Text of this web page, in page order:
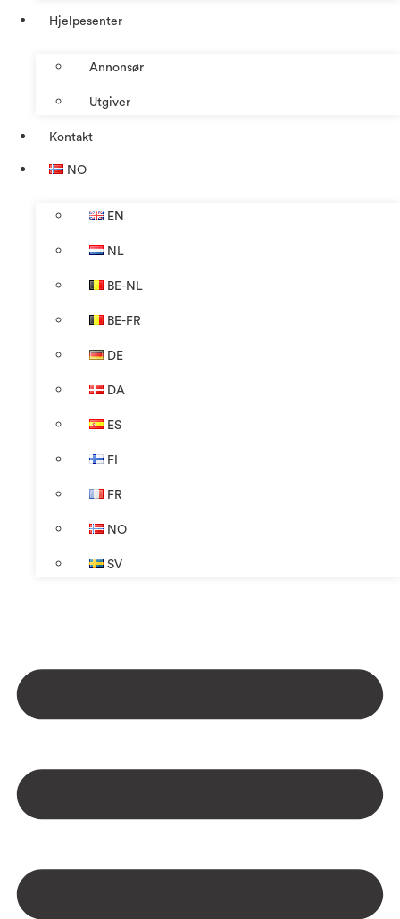
Hjelpesenter
Annonsør
Utgiver
Kontakt
NO
EN
NL
BE-NL
BE-FR
DE
DA
ES
FI
FR
NO
SV